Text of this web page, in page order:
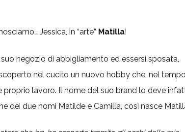
Jessica, in “arte” Matilla!
negozio di abbigliamento ed essersi sposata,
nel cucito un nuovo hobby che, nel
proprio lavoro. Il nome del suo brand lo deve
dei due nomi Matilde e Camilla, così nasce